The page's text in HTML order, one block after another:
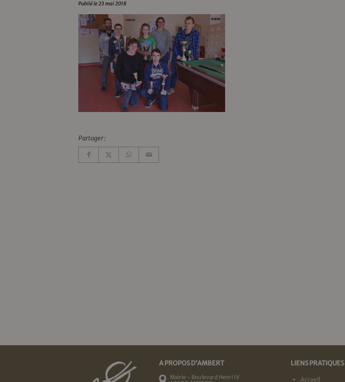
Publié le 23 mai 2018
Partager :
A PROPOS D'AMBERT
Mairie - Boulevard Henri IV
LIENS PRATIQUES
Accueil